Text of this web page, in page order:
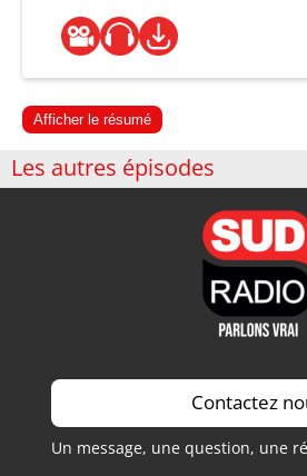
Afficher le résumé
Les autres épisodes
Contactez
Un message, une question, une